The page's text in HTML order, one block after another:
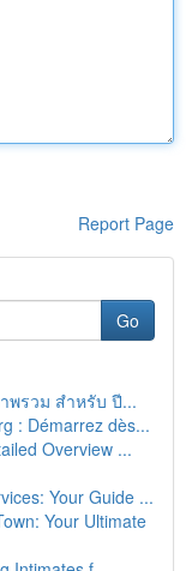
Report Page
Go
พรวม สำหรับ ปี...
: Démarrez dès...
Overview ...
Your Guide ...
Your Ultimate